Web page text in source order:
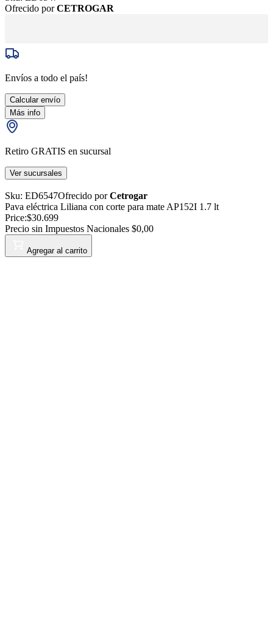
Ofrecido porCETROGAR
Envíos a todo el país!
Calcular envío
Más info
Retiro GRATIS en sucursal
Ver sucursales
Sku: ED6547Ofrecido porCetrogar
Pava eléctrica Liliana con corte para mate AP152I 1.7 lt
Price:$30.699
Precio sin Impuestos Nacionales $0,00
Agregar al carrito